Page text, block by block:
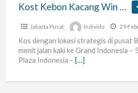
Kost Kebon Kacang Win Residence
Jakarta Pusat Individu 29
Kos dengan lokasi strategis di pusat
menit jalan kaki ke Grand Indonesia –
Plaza Indonesia – […]